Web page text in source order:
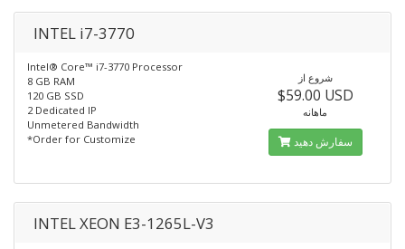
INTEL i7-3770
Intel® Core™ i7-3770 Processor
8 GB RAM
120 GB SSD
2 Dedicated IP
Unmetered Bandwidth
*Order for Customize
شروع از
$59.00 USD
ماهانه
سفارش دهید
INTEL XEON E3-1265L-V3